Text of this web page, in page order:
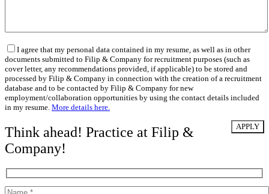
I agree that my personal data contained in my resume, as well as in other
documents submitted to Filip & Company for recruitment purposes (such as
cover letter, any recommendations provided, if applicable) to be stored and
processed by Filip & Company in connection with the creation of a recruitment
database and to be contacted by Filip & Company for new
employment/collaboration opportunities by using the contact details included
in my resume. More details here.
Think ahead! Practice at Filip &
Company!